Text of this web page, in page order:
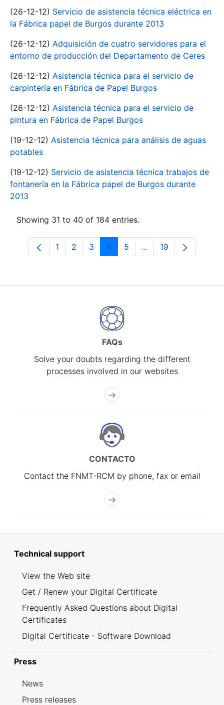
(26-12-12) Servicio de asistencia técnica eléctrica en
la Fábrica papel de Burgos durante 2013
(26-12-12) Adquisición de cuatro servidores para el
entorno de producción del Departamento de Ceres
(26-12-12) Asistencia técnica para el servicio de
carpintería en Fábrica de Papel Burgos
(26-12-12) Asistencia técnica para el servicio de
pintura en Fábrica de Papel Burgos
(19-12-12) Asistencia técnica para análisis de aguas
potables
(19-12-12) Servicio de asistencia técnica trabajos de
fontanería en la Fábrica papel de Burgos durante
2013
Showing 31 to 40 of 184 entries.
Page
1 Page
2 Page
3 Page
4 Page
5 ...Intermediate Pages
Page
19
FAQs
Solve your doubts regarding the different
processes involved in our websites
CONTACTO
Contact the FNMT-RCM by phone, fax or email
Technical support
View the Web site
Get / Renew your Digital Certificate
Frequently Asked Questions about Digital
Certificates
Digital Certificate - Software Download
Press
News
Press releases